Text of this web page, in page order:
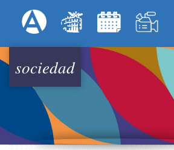
al
principal
Menú Superior
sociedad